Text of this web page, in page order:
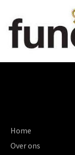
Home
Over ons